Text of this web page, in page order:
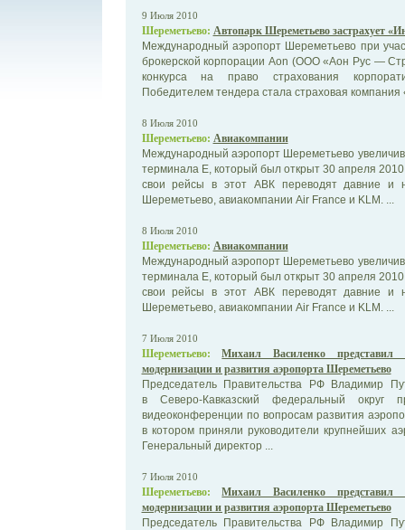
9 Июля 2010
Шереметьево: Автопарк Шереметьево застрахует
Международный аэропорт Шереметьево при
брокерской корпорации Aon (ООО «Аон Рус —
конкурса на право страхования
Победителем тендера стала страховая компания
8 Июля 2010
Шереметьево: Авиакомпании
Международный аэропорт Шереметьево
терминала Е, который был открыт 30 апреля 2010
свои рейсы в этот АВК переводят давние и
Шереметьево, авиакомпании Air France и KLM. ...
8 Июля 2010
Шереметьево: Авиакомпании
Международный аэропорт Шереметьево
терминала Е, который был открыт 30 апреля 2010
свои рейсы в этот АВК переводят давние и
Шереметьево, авиакомпании Air France и KLM. ...
7 Июля 2010
Шереметьево:
Михаил Василенко
модернизации и развития аэропорта Шереметьево
Председатель Правительства РФ Владимир
в Северо-Кавказский федеральный
видеоконференции по вопросам развития
в котором приняли руководители крупнейших
Генеральный директор ...
7 Июля 2010
Шереметьево:
Михаил Василенко
модернизации и развития аэропорта Шереметьево
Председатель Правительства РФ Владимир